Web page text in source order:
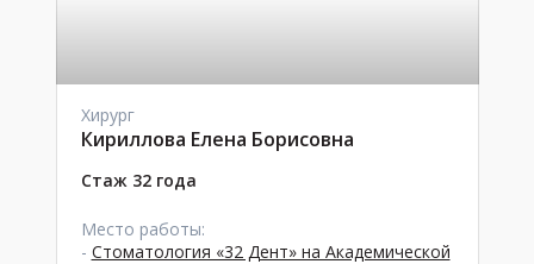
Хирург
Кириллова Елена Борисовна
Стаж 32 года
Место работы:
- Стоматология «32 Дент» на Академической